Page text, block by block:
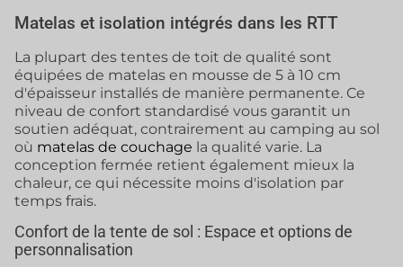
Matelas et isolation intégrés dans les RTT
La plupart des tentes de toit de qualité sont
équipées de matelas en mousse de 5 à 10 cm
d'épaisseur installés de manière permanente. Ce
niveau de confort standardisé vous garantit un
soutien adéquat, contrairement au camping au sol
où matelas de couchage la qualité varie. La
conception fermée retient également mieux la
chaleur, ce qui nécessite moins d'isolation par
temps frais.
Confort de la tente de sol : Espace et options de
personnalisation